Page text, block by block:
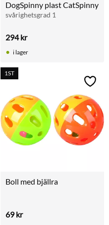
DogSpinny plast CatSpinny
svårighetsgrad 1
294kr
i lager
i favoriter
Boll med bjällra
69kr
1ST
Lägg